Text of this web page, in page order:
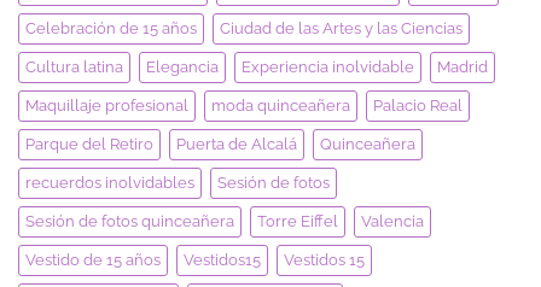
Celebración de 15 años Ciudad de las Artes y las Ciencias
Cultura latina Elegancia Experiencia inolvidable Madrid
Maquillaje profesional moda quinceañera Palacio Real
Parque del Retiro Puerta de Alcalá Quinceañera
recuerdos inolvidables Sesión de fotos
Sesión de fotos quinceañera Torre Eiffel Valencia
Vestido de 15 años Vestidos15 Vestidos 15